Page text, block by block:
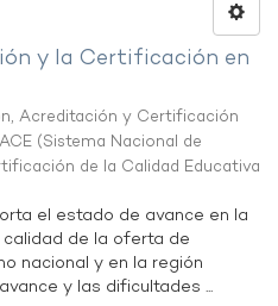
y la Certificación en
Acreditación y Certificación
(Sistema Nacional de
de la Calidad Educativa
el estado de avance en la
de la oferta de
nacional y en la región
y las dificultades ...